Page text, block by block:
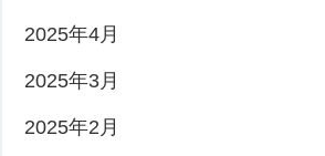
2025年4月
2025年3月
2025年2月